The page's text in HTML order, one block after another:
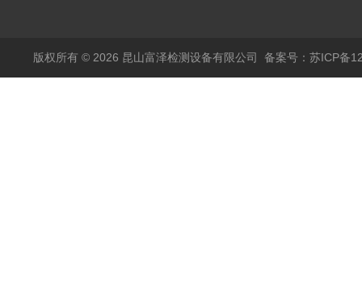
版权所有 © 2026 昆山富泽检测设备有限公司 备案号：苏ICP备